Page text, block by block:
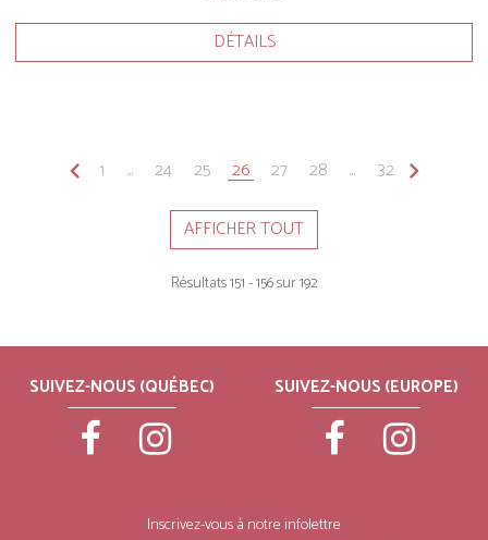
DÉTAILS
keyboard_arrow_left 1 ... 24 25 26 27 28 ... 32 keyboard_arrow_right
AFFICHER TOUT
Résultats 151 - 156 sur 192
SUIVEZ-NOUS (QUÉBEC) SUIVEZ-NOUS (EUROPE)
Inscrivez-vous à notre infolettre